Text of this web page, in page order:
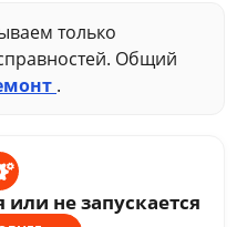
только
Общий
.
не запускается